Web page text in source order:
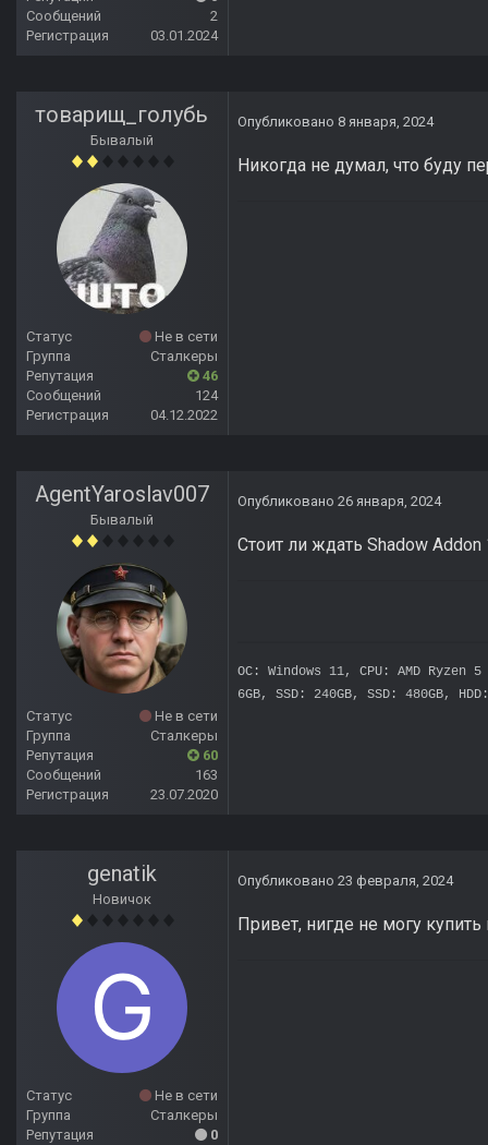
Сообщений
2
Регистрация
03.01.2024
товарищ_голубь
Бывалый
Статус
Не в сети
Группа
Сталкеры
Репутация
46
Сообщений
124
Регистрация
04.12.2022
Опубликовано 8 января, 2024
Никогда не думал, что буду
AgentYaroslav007
Бывалый
Статус
Не в сети
Группа
Сталкеры
Репутация
60
Сообщений
163
Регистрация
23.07.2020
Опубликовано 26 января, 2024
Стоит ли ждать Shadow
OC: Windows 11, CPU: AMD Ryzen
6GB, SSD: 240GB, SSD: 480GB,
genatik
Новичок
Статус
Не в сети
Группа
Сталкеры
Репутация
0
Опубликовано 23 февраля, 2024
Привет, нигде не могу